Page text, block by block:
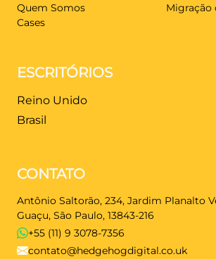
Quem Somos
Cases
Migração
ESCRITÓRIOS
Reino Unido
Brasil
CONTATO
Antônio Saltorão, 234, Jardim Planalto
Guaçu, São Paulo, 13843-216
+55 (11) 9 3078-7356
contato@hedgehogdigital.co.uk